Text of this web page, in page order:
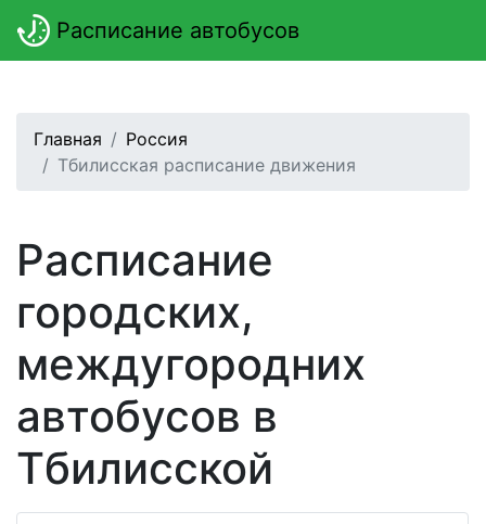
Расписание автобусов
Главная
Россия
Тбилисская расписание движения
Расписание
городских,
междугородних
автобусов в
Тбилисской